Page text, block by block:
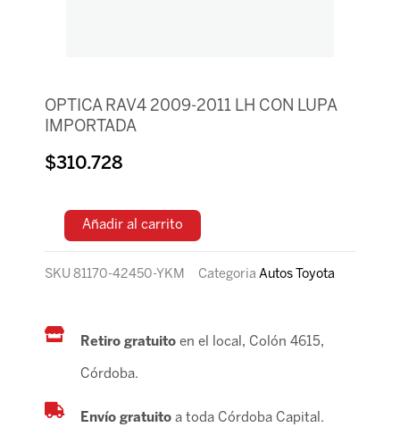
OPTICA RAV4 2009-2011 LH CON LUPA
IMPORTADA
$310.728
Añadir al carrito
SKU 81170-42450-YKM Categoria Autos Toyota
Retiro gratuito en el local, Colón 4615,
Córdoba.
Envío gratuitoa toda Córdoba Capital.